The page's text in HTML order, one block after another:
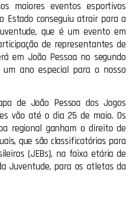
maiores eventos esportivos
Estado conseguiu atrair para a
que é um evento em
de representantes de
em João Pessoa no segundo
ano especial para o nosso
de João Pessoa dos Jogos
vão até o dia 25 de maio. Os
regional ganham o direito de
que são classificatórias para
(JEBs), na faixa etária de
Juventude, para os atletas da